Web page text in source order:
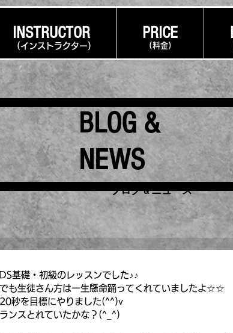
INSTRUCTOR PRICE
(インストラクター ) (料金)
BLOG &
NEWS
​ブログ & ニュース
基礎・初級のレッスンでした♪♪
も生徒さん方は一生懸命踊ってくれていましたよ☆☆
秒を目標にやりました(^^)v
ンスとれていたかな？(^_^)